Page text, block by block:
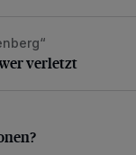
verletzt
verletzt